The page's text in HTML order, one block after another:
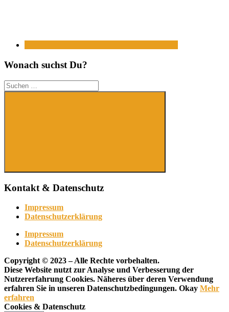
Wonach suchst Du?
Suchen
nach:
Suchen
Kontakt & Datenschutz
Impressum
Datenschutzerklärung
Impressum
Datenschutzerklärung
Copyright © 2023 – Alle Rechte vorbehalten.
Diese Website nutzt zur Analyse und Verbesserung der
Nutzererfahrung Cookies. Näheres über deren Verwendung
erfahren Sie in unseren Datenschutzbedingungen. Okay Mehr
erfahren
Cookies & Datenschutz